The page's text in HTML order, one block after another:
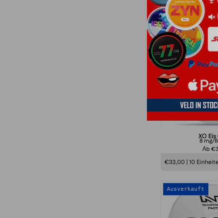
Ausverkauft
XO
8 mg/
Аb
€33,00 | 10
Ausverkauft